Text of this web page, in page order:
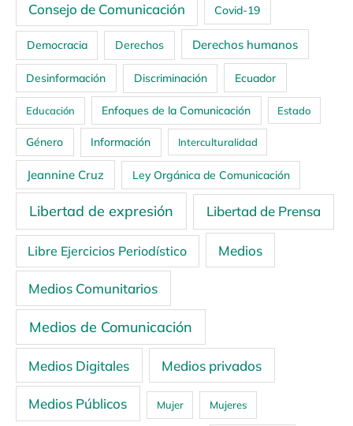
Consejo de Comunicación Covid-19
Democracia Derechos Derechos humanos
Desinformación Discriminación Ecuador
Educación Enfoques de la Comunicación Estado
Género Información Interculturalidad
Jeannine Cruz Ley Orgánica de Comunicación
Libertad de expresión Libertad de Prensa
Libre Ejercicios Periodístico Medios
Medios Comunitarios
Medios de Comunicación
Medios Digitales Medios privados
Medios Públicos Mujer Mujeres